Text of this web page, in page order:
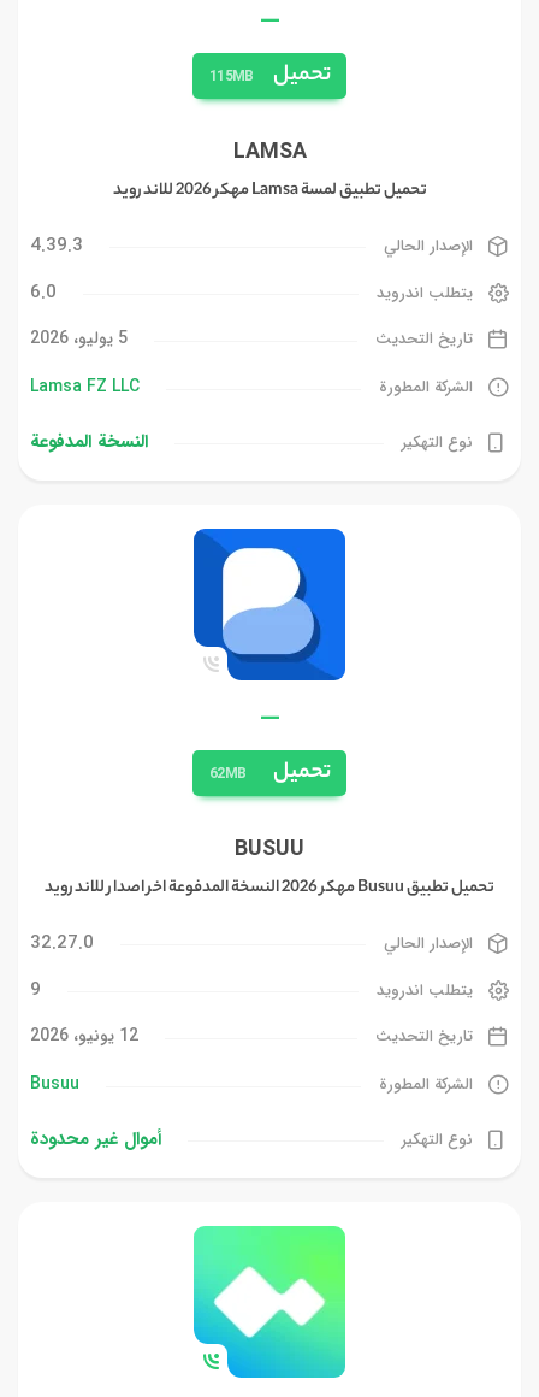
—
تحميل 115MB
LAMSA
تحميل تطبيق لمسة Lamsa مهكر 2026 للاندرويد
الإصدار الحالي 4.39.3
يتطلب اندرويد 6.0
تاريخ التحديث 5 يوليو، 2026
الشركة المطورة Lamsa FZ LLC
نوع التهكير النسخة المدفوعة
—
تحميل 62MB
BUSUU
تحميل تطبيق Busuu مهكر 2026 النسخة المدفوعة اخر اصدار للاندرويد
الإصدار الحالي 32.27.0
يتطلب اندرويد 9
تاريخ التحديث 12 يونيو، 2026
الشركة المطورة Busuu
نوع التهكير أموال غیر محدودة